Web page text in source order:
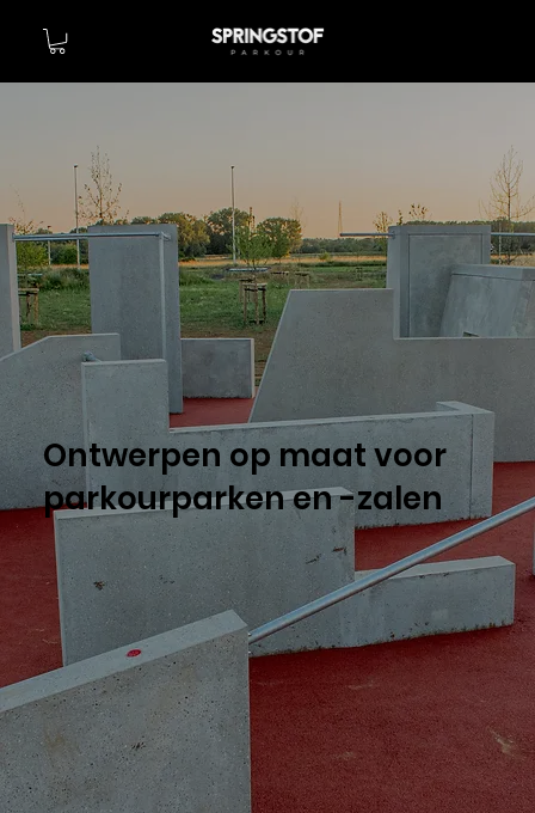
Ontwerpen op maat voor
parkourparken en -zalen